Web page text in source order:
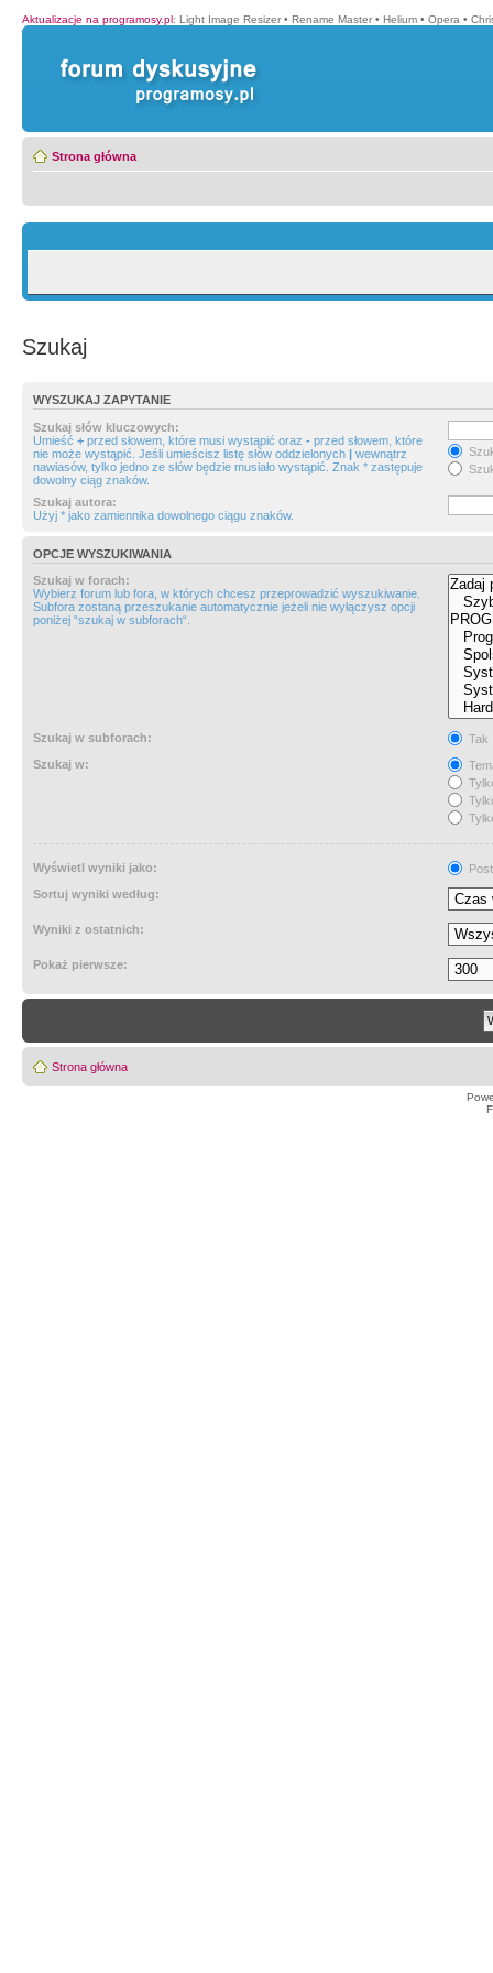
Aktualizacje na programosy.pl: Light Image Resizer • Rename Master • Helium • Opera •
Strona główna
Szukaj
WYSZUKAJ ZAPYTANIE
Szukaj słów kluczowych:
Umieść + przed słowem, które musi wystąpić oraz - przed słowem, które
nie może wystąpić. Jeśli umieścisz listę słów oddzielonych | wewnątrz
nawiasów, tylko jedno ze słów będzie musiało wystąpić. Znak * zastępuje
dowolny ciąg znaków.
Szukaj autora:
Użyj * jako zamiennika dowolnego ciągu znaków.
OPCJE WYSZUKIWANIA
Szukaj w forach:
Wybierz forum lub fora, w których chcesz przeprowadzić wyszukiwanie.
Subfora zostaną przeszukanie automatycznie jeżeli nie wyłączysz opcji
poniżej “szukaj w subforach“.
Szukaj w subforach:
Tak
Szukaj w:
Wyświetl wyniki jako:
Sortuj wyniki według:
Wyniki z ostatnich:
Pokaż pierwsze:
Strona główna